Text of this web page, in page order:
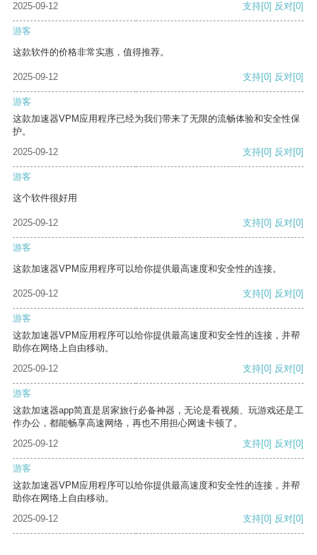
2025-09-12
支持[0] 反对[0]
游客
这款软件的价格非常实惠，值得推荐。
2025-09-12 支持[0] 反对[0]
游客
这款加速器VPM应用程序已经为我们带来了无限的流畅体验和安全性保
护。
2025-09-12
支持[0] 反对[0]
游客
这个软件很好用
2025-09-12 支持[0] 反对[0]
游客
这款加速器VPM应用程序可以给你提供最高速度和安全性的连接。
2025-09-12 支持[0] 反对[0]
游客
这款加速器VPM应用程序可以给你提供最高速度和安全性的连接，并帮
助你在网络上自由移动。
2025-09-12
支持[0] 反对[0]
游客
这款加速器app简直是居家旅行必备神器，无论是看视频、玩游戏还是工
作办公，都能畅享高速网络，再也不用担心网速卡顿了。
2025-09-12
支持[0] 反对[0]
游客
这款加速器VPM应用程序可以给你提供最高速度和安全性的连接，并帮
助你在网络上自由移动。
2025-09-12
支持[0] 反对[0]